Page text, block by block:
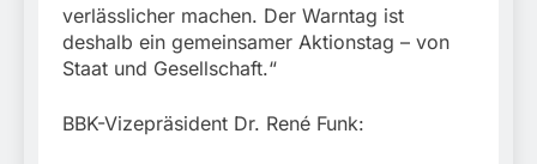
verlässlicher machen. Der Warntag ist
deshalb ein gemeinsamer Aktionstag – von
Staat und Gesellschaft.“
BBK-Vizepräsident Dr. René Funk: